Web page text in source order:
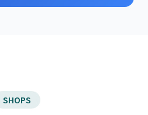
SHOPS